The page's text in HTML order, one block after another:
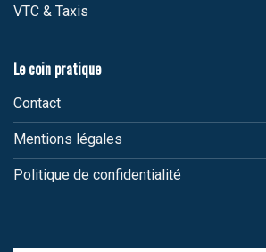
VTC & Taxis
Le coin pratique
Contact
Mentions légales
Politique de confidentialité